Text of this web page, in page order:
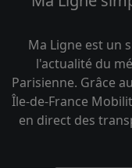
Ma Ligne est un
l'actualité du
Parisienne. Grâce
Île-de-France
en direct des